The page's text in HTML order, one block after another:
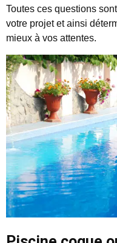
Toutes ces questions
votre projet et ainsi
mieux à vos attentes.